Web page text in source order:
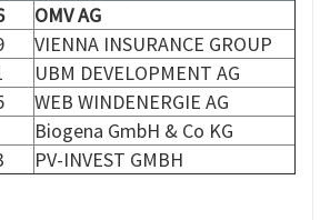
OMV AG
VIENNA INSURANCE GROUP
UBM DEVELOPMENT AG
WEB WINDENERGIE AG
Biogena GmbH & Co KG
PV-INVEST GMBH